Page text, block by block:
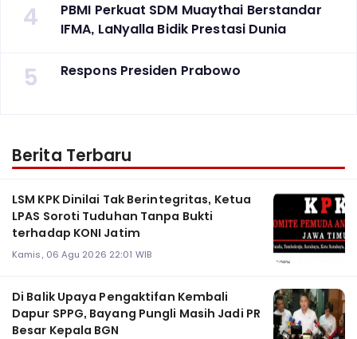
4
PBMI Perkuat SDM Muaythai Berstandar
IFMA, LaNyalla Bidik Prestasi Dunia
5 Respons Presiden Prabowo
Berita Terbaru
LSM KPK Dinilai Tak Berintegritas, Ketua
LPAS Soroti Tuduhan Tanpa Bukti
terhadap KONI Jatim
Kamis, 06 Agu 2026 22:01 WIB
Di Balik Upaya Pengaktifan Kembali
Dapur SPPG, Bayang Pungli Masih Jadi PR
Besar Kepala BGN